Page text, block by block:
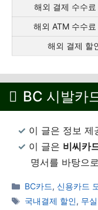
해외 결제 수수료
해외 ATM 수수료
해외 결제 할
BC 시발카
이 글은 정보 제
이 글은 비씨카
명서를 바탕으
BC카드, 신용카드
국내결제 할인, 무